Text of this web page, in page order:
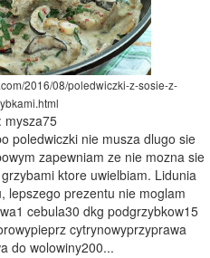
2016/08/poledwiczki-z-sosie-z-
mysza75
poledwiczki nie musza dlugo sie
zapewniam ze nie mozna sie
ktore uwielbiam. Lidunia
lepszego prezentu nie moglam
cebula30 dkg podgrzybkow15
cytrynowyprzyprawa
do wolowiny200...